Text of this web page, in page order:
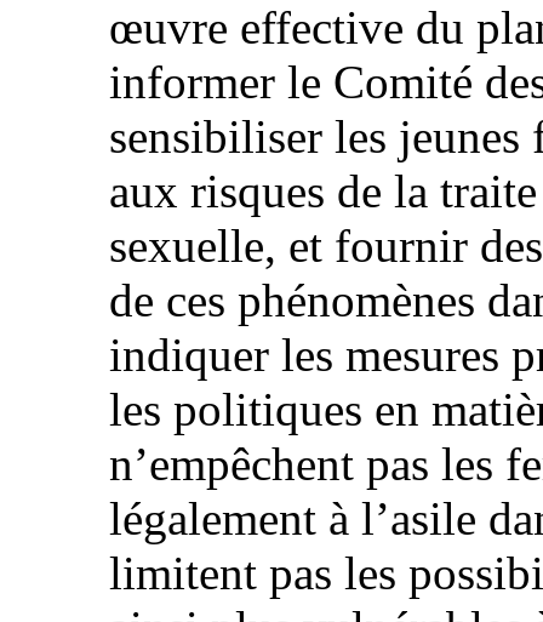
œuvre effective du
informer le Comité
sensibiliser les jeunes
aux risques de la
sexuelle, et fournir
de ces phénomènes
indiquer les mesures
les politiques en
n’empêchent pas les
légalement à l’asile
limitent pas les